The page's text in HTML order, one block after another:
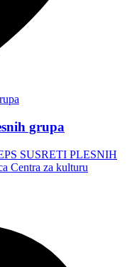
grupa
SUSRETI PLESNIH
Centra za kulturu